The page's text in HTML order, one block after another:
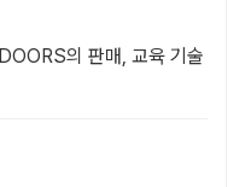
의 판매, 교육 기술